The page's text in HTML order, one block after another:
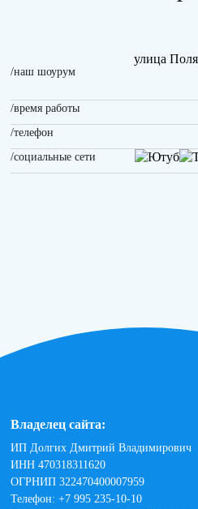
/наш шоурум
улица
/время работы
/телефон
/социальные сети
Владелец сайта:
ИП Долгих Дмитрий Владимирович
ИНН 470318311620
ОГРНИП 322470400007959
Телефон: +7 995 235-10-10